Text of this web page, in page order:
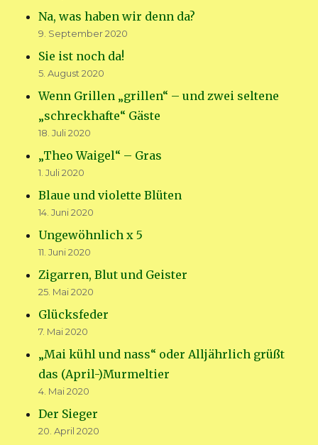
Na, was haben wir denn da?
9. September 2020
Sie ist noch da!
5. August 2020
Wenn Grillen „grillen“ – und zwei seltene
„schreckhafte“ Gäste
18. Juli 2020
„Theo Waigel“ – Gras
1. Juli 2020
Blaue und violette Blüten
14. Juni 2020
Ungewöhnlich x 5
11. Juni 2020
Zigarren, Blut und Geister
25. Mai 2020
Glücksfeder
7. Mai 2020
„Mai kühl und nass“ oder Alljährlich grüßt
das (April-)Murmeltier
4. Mai 2020
Der Sieger
20. April 2020